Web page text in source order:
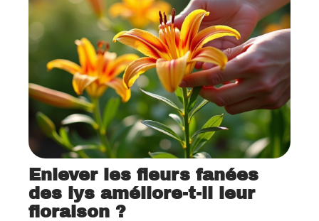
Enlever les fleurs fanées
des lys améliore-t-il leur
floraison ?